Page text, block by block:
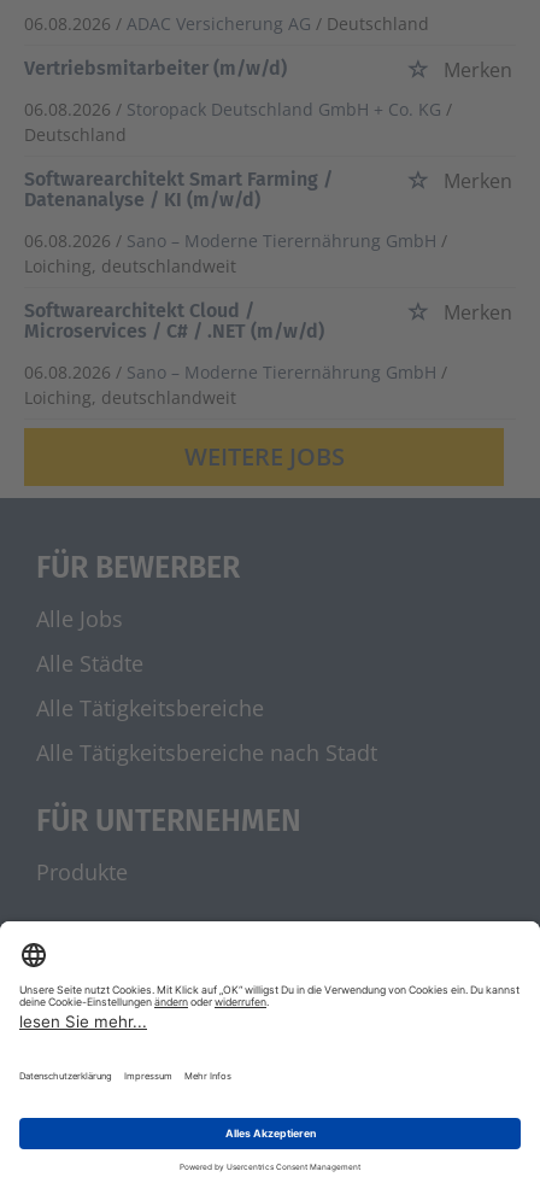
06.08.2026 / ADAC Versicherung AG / Deutschland
Vertriebsmitarbeiter (m/w/d)
Merken
06.08.2026 / Storopack Deutschland GmbH + Co. KG /
Deutschland
Softwarearchitekt Smart Farming /
Datenanalyse / KI (m/w/d)
Merken
06.08.2026 / Sano – Moderne Tierernährung GmbH /
Loiching, deutschlandweit
Softwarearchitekt Cloud /
Microservices / C# / .NET (m/w/d)
Merken
06.08.2026 / Sano – Moderne Tierernährung GmbH /
Loiching, deutschlandweit
WEITERE JOBS
FÜR BEWERBER
Alle Jobs
Alle Städte
Alle Tätigkeitsbereiche
Alle Tätigkeitsbereiche nach Stadt
FÜR UNTERNEHMEN
Produkte
UNSERE PARTNER
stellenanzeigen.de
Jobblitz.de
AGB | Datenschutz | Impressum